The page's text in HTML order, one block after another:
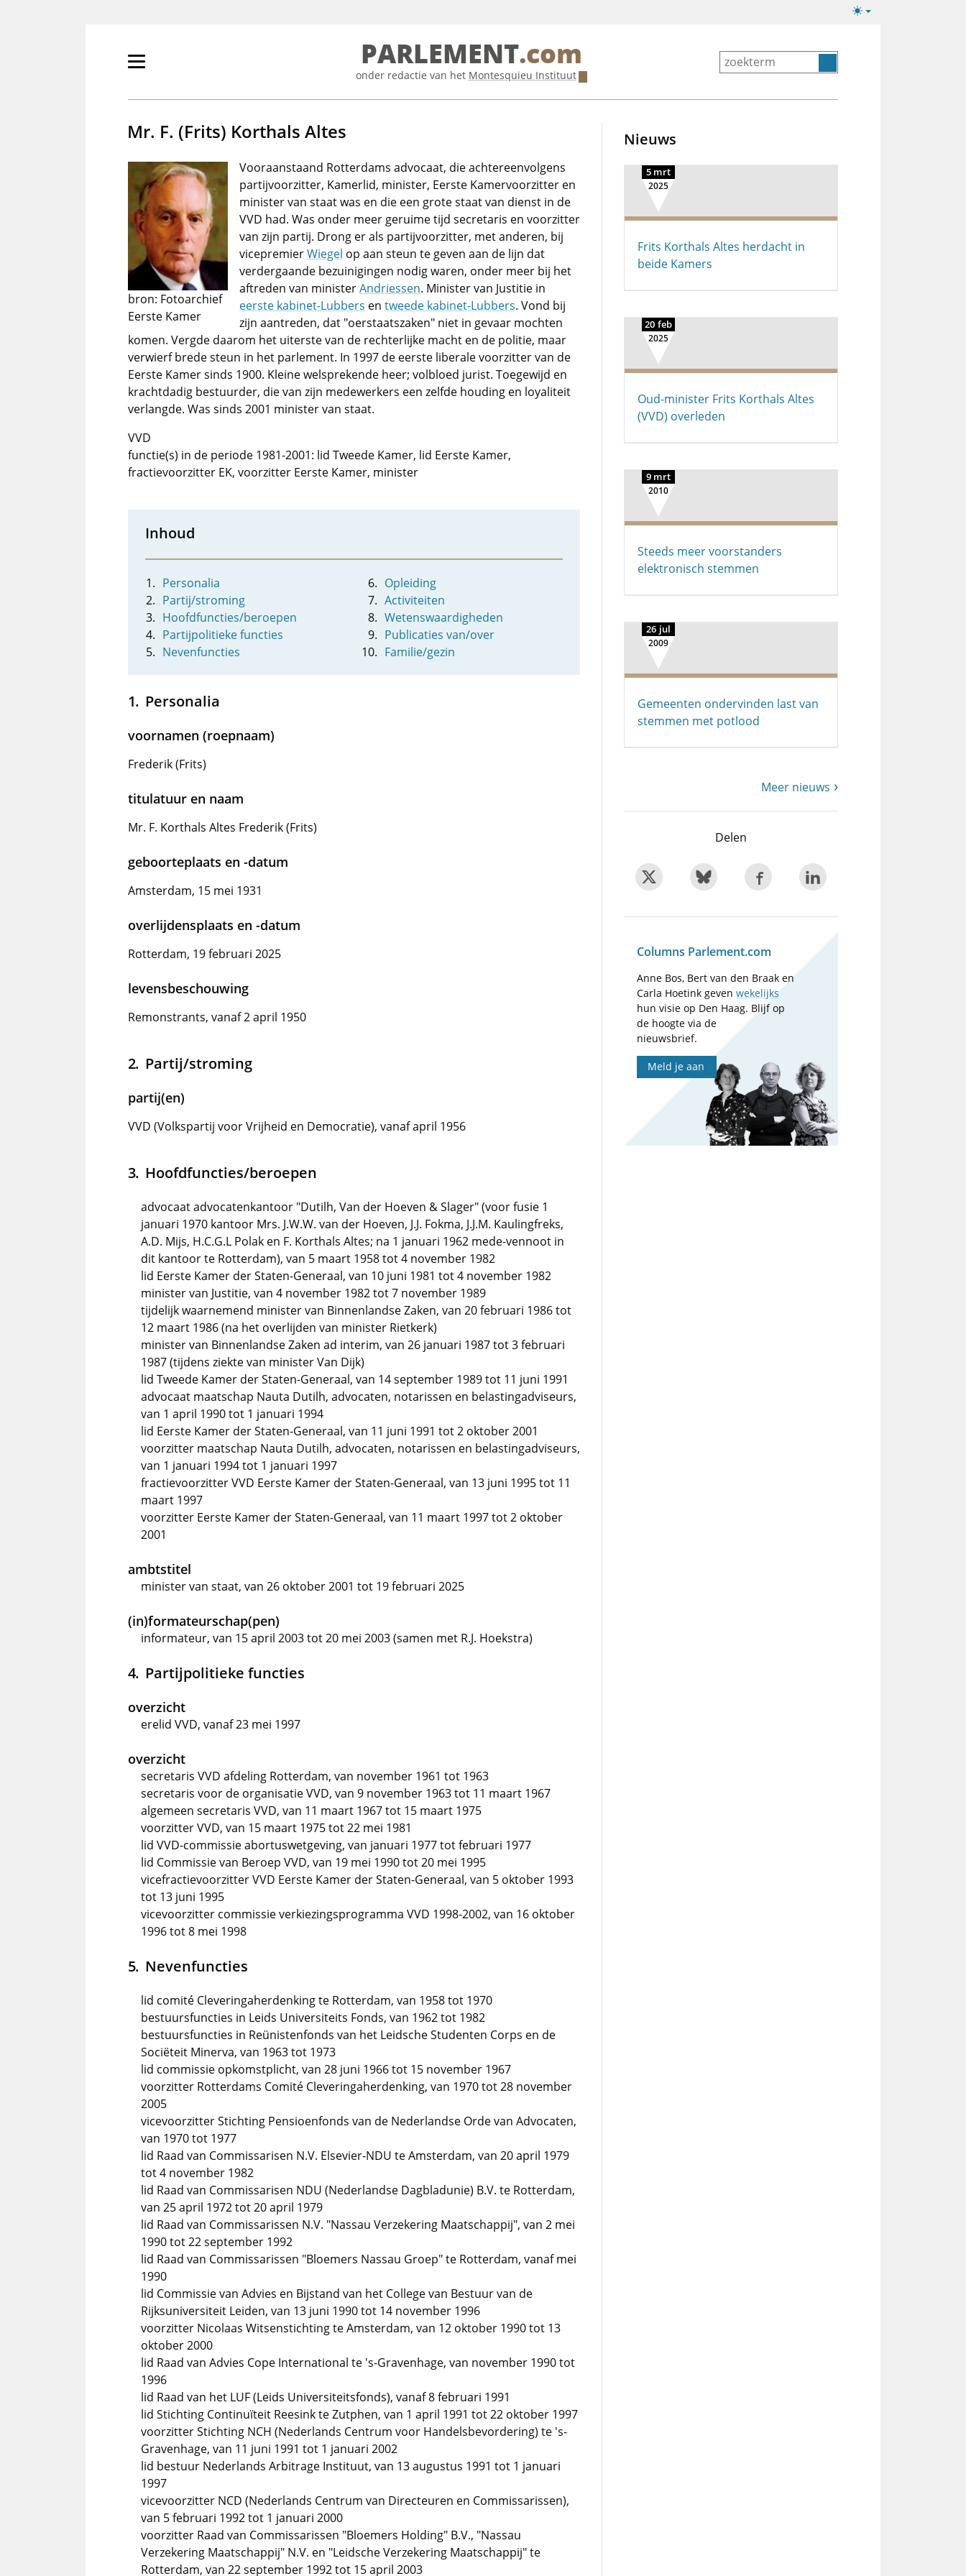
Lichte/donkere
Primair
tonen/verbergen
PARLEMENT.com
onder redactie van het Montesquieu Instituut
Mr. F. (Frits) Korthals Altes
bron: Fotoarchief
Eerste Kamer
Vooraanstaand Rotterdams advocaat, die achtereenvolgens
partijvoorzitter, Kamerlid, minister, Eerste Kamervoorzitter en
minister van staat was en die een grote staat van dienst in de
VVD had. Was onder meer geruime tijd secretaris en voorzitter
van zijn partij. Drong er als partijvoorzitter, met anderen, bij
vicepremierWiegel op aan steun te geven aan de lijn dat
verdergaande bezuinigingen nodig waren, onder meer bij het
aftreden van ministerAndriessen. Minister van Justitie in
eerste kabinet-Lubbers en tweede kabinet-Lubbers. Vond bij
zijn aantreden, dat "oerstaatszaken" niet in gevaar mochten
komen. Vergde daarom het uiterste van de rechterlijke macht en de politie, maar
verwierf brede steun in het parlement. In 1997 de eerste liberale voorzitter van de
Eerste Kamer sinds 1900. Kleine welsprekende heer; volbloed jurist. Toegewijd en
krachtdadig bestuurder, die van zijn medewerkers een zelfde houding en loyaliteit
verlangde. Was sinds 2001 minister van staat.
VVD
functie(s) in de periode 1981-2001: lid Tweede Kamer, lid Eerste Kamer,
fractievoorzitter EK, voorzitter Eerste Kamer, minister
Inhoud
Personalia
Partij/stroming
Hoofdfuncties/beroepen
Partijpolitieke functies
Nevenfuncties
Opleiding
Activiteiten
Wetenswaardigheden
Publicaties van/over
Familie/gezin
Personalia
voornamen (roepnaam)
Frederik (Frits)
titulatuur en naam
Mr. F. Korthals Altes Frederik (Frits)
geboorteplaats en -datum
Amsterdam, 15 mei 1931
overlijdensplaats en -datum
Rotterdam, 19 februari 2025
levensbeschouwing
Remonstrants, vanaf 2 april 1950
Partij/stroming
partij(en)
VVD (Volkspartij voor Vrijheid en Democratie), vanaf april 1956
Hoofdfuncties/beroepen
advocaat advocatenkantoor "Dutilh, Van der Hoeven & Slager" (voor fusie 1
januari 1970 kantoor Mrs. J.W.W. van der Hoeven, J.J. Fokma, J.J.M. Kaulingfreks,
A.D. Mijs, H.C.G.L Polak en F. Korthals Altes; na 1 januari 1962 mede-vennoot in
dit kantoor te Rotterdam), van 5 maart 1958 tot 4 november 1982
lid Eerste Kamer der Staten-Generaal, van 10 juni 1981 tot 4 november 1982
minister van Justitie, van 4 november 1982 tot 7 november 1989
tijdelijk waarnemend minister van Binnenlandse Zaken, van 20 februari 1986 tot
12 maart 1986 (na het overlijden van minister Rietkerk)
minister van Binnenlandse Zaken ad interim, van 26 januari 1987 tot 3 februari
1987 (tijdens ziekte van minister Van Dijk)
lid Tweede Kamer der Staten-Generaal, van 14 september 1989 tot 11 juni 1991
advocaat maatschap Nauta Dutilh, advocaten, notarissen en belastingadviseurs,
van 1 april 1990 tot 1 januari 1994
lid Eerste Kamer der Staten-Generaal, van 11 juni 1991 tot 2 oktober 2001
voorzitter maatschap Nauta Dutilh, advocaten, notarissen en belastingadviseurs,
van 1 januari 1994 tot 1 januari 1997
fractievoorzitter VVD Eerste Kamer der Staten-Generaal, van 13 juni 1995 tot 11
maart 1997
voorzitter Eerste Kamer der Staten-Generaal, van 11 maart 1997 tot 2 oktober
2001
ambtstitel
minister van staat, van 26 oktober 2001 tot 19 februari 2025
(in)formateurschap(pen)
informateur, van 15 april 2003 tot 20 mei 2003 (samen met R.J. Hoekstra)
Partijpolitieke functies
overzicht
erelid VVD, vanaf 23 mei 1997
overzicht
secretaris VVD afdeling Rotterdam, van november 1961 tot 1963
secretaris voor de organisatie VVD, van 9 november 1963 tot 11 maart 1967
algemeen secretaris VVD, van 11 maart 1967 tot 15 maart 1975
voorzitter VVD, van 15 maart 1975 tot 22 mei 1981
lid VVD-commissie abortuswetgeving, van januari 1977 tot februari 1977
lid Commissie van Beroep VVD, van 19 mei 1990 tot 20 mei 1995
vicefractievoorzitter VVD Eerste Kamer der Staten-Generaal, van 5 oktober 1993
tot 13 juni 1995
vicevoorzitter commissie verkiezingsprogramma VVD 1998-2002, van 16 oktober
1996 tot 8 mei 1998
Nevenfuncties
lid comité Cleveringaherdenking te Rotterdam, van 1958 tot 1970
bestuursfuncties in Leids Universiteits Fonds, van 1962 tot 1982
bestuursfuncties in Reünistenfonds van het Leidsche Studenten Corps en de
Sociëteit Minerva, van 1963 tot 1973
lid commissie opkomstplicht, van 28 juni 1966 tot 15 november 1967
voorzitter Rotterdams Comité Cleveringaherdenking, van 1970 tot 28 november
2005
vicevoorzitter Stichting Pensioenfonds van de Nederlandse Orde van Advocaten,
van 1970 tot 1977
lid Raad van Commissarisen N.V. Elsevier-NDU te Amsterdam, van 20 april 1979
tot 4 november 1982
lid Raad van Commissarisen NDU (Nederlandse Dagbladunie) B.V. te Rotterdam,
van 25 april 1972 tot 20 april 1979
lid Raad van Commissarissen N.V. "Nassau Verzekering Maatschappij", van 2 mei
1990 tot 22 september 1992
lid Raad van Commissarissen "Bloemers Nassau Groep" te Rotterdam, vanaf mei
1990
lid Commissie van Advies en Bijstand van het College van Bestuur van de
Rijksuniversiteit Leiden, van 13 juni 1990 tot 14 november 1996
voorzitter Nicolaas Witsenstichting te Amsterdam, van 12 oktober 1990 tot 13
oktober 2000
lid Raad van Advies Cope International te 's-Gravenhage, van november 1990 tot
1996
lid Raad van het LUF (Leids Universiteitsfonds), vanaf 8 februari 1991
lid Stichting Continuïteit Reesink te Zutphen, van 1 april 1991 tot 22 oktober 1997
voorzitter Stichting NCH (Nederlands Centrum voor Handelsbevordering) te 's-
Gravenhage, van 11 juni 1991 tot 1 januari 2002
lid bestuur Nederlands Arbitrage Instituut, van 13 augustus 1991 tot 1 januari
1997
vicevoorzitter NCD (Nederlands Centrum van Directeuren en Commissarissen),
van 5 februari 1992 tot 1 januari 2000
voorzitter Raad van Commissarissen "Bloemers Holding" B.V., "Nassau
Verzekering Maatschappij" N.V. en "Leidsche Verzekering Maatschappij" te
Rotterdam, van 22 september 1992 tot 15 april 2003
Nieuws
5 mrt
2025
Frits Korthals Altes herdacht in
beide Kamers
20 feb
2025
Oud-minister Frits Korthals Altes
(VVD) overleden
9 mrt
2010
Steeds meer voorstanders
elektronisch stemmen
26 jul
2009
Gemeenten ondervinden last van
stemmen met potlood
Meer nieuws
Delen
Columns Parlement.com
Anne Bos, Bert van den Braak en
Carla Hoetink gevenwekelijks
hun visie op Den Haag. Blijf op
de hoogte via de
nieuwsbrief.
Meld je aan